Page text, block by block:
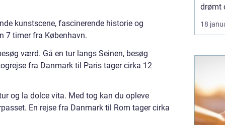
kunstscene, fascinerende historie og
7 timer fra København.
værd. Gå en tur langs Seinen, besøg
fra Danmark til Paris tager cirka 12
og la dolce vita. Med tog kan du opleve
En rejse fra Danmark til Rom tager cirka
drømt
sted,
året
venter
Dette
fo...
18